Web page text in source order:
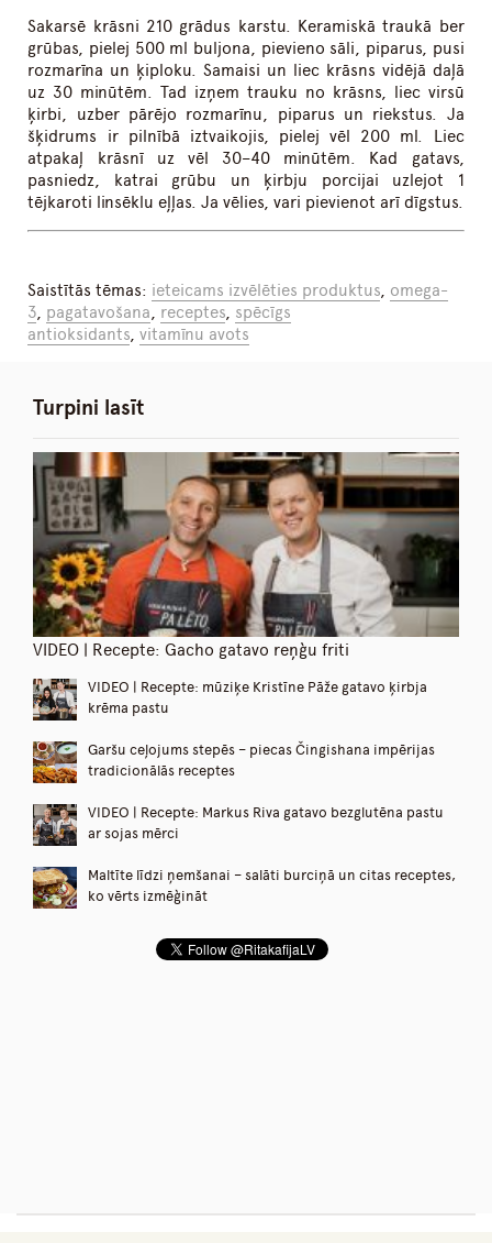
Sakarsē krāsni 210 grādus karstu. Keramiskā traukā ber
grūbas, pielej 500 ml buljona, pievieno sāli, piparus, pusi
rozmarīna un ķiploku. Samaisi un liec krāsns vidējā daļā
uz 30 minūtēm. Tad izņem trauku no krāsns, liec virsū
ķirbi, uzber pārējo rozmarīnu, piparus un riekstus. Ja
šķidrums ir pilnībā iztvaikojis, pielej vēl 200 ml. Liec
atpakaļ krāsnī uz vēl 30–40 minūtēm. Kad gatavs,
pasniedz, katrai grūbu un ķirbju porcijai uzlejot 1
tējkaroti linsēklu eļļas. Ja vēlies, vari pievienot arī dīgstus.
Saistītās tēmas: ieteicams izvēlēties produktus omega-
3 pagatavošana receptes spēcīgs
antioksidants ,vitamīnu avots
Turpini lasīt
VIDEO | Recepte: Gacho gatavo reņģu friti
VIDEO | Recepte: mūziķe Kristīne Pāže gatavo ķirbja
krēma pastu
Garšu ceļojums stepēs – piecas Čingishana impērijas
tradicionālās receptes
VIDEO | Recepte: Markus Riva gatavo bezglutēna pastu
ar sojas mērci
Maltīte līdzi ņemšanai – salāti burciņā un citas receptes,
ko vērts izmēģināt